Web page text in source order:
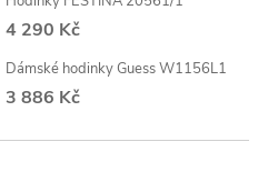
4 290 Kč
Dámské hodinky Guess W1156L1
3 886 Kč